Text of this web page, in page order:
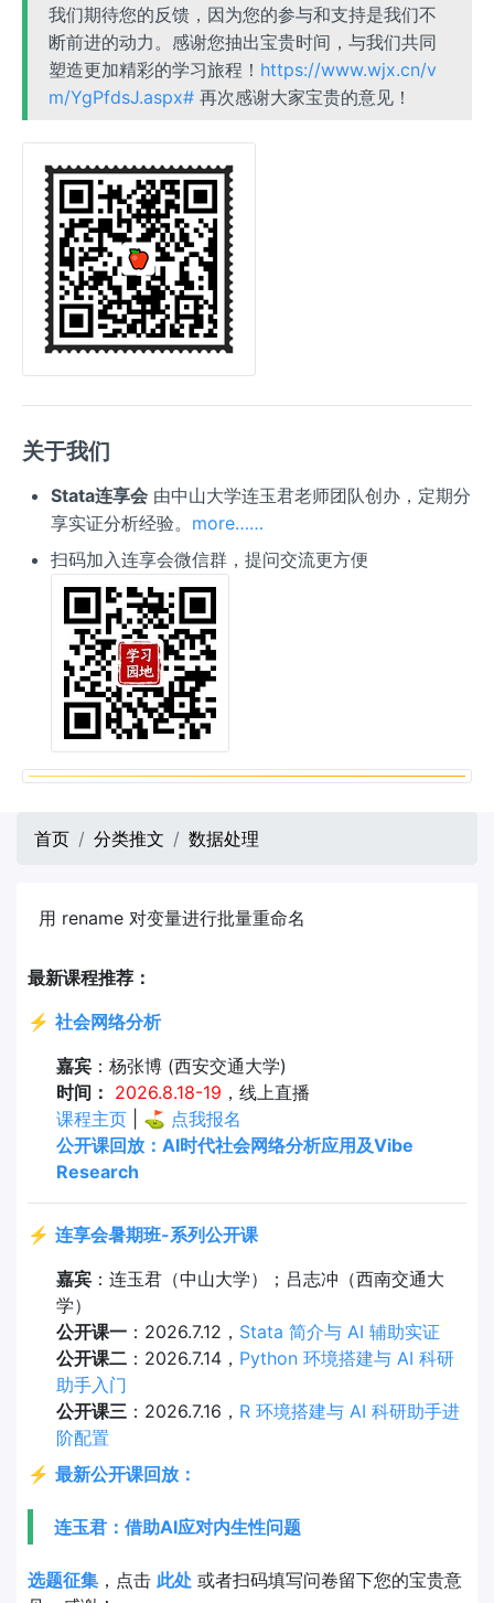
我们期待您的反馈，因为您的参与和支持是我们不
断前进的动力。感谢您抽出宝贵时间，与我们共同
塑造更加精彩的学习旅程！ https://www.wjx.cn/v
m/YgPfdsJ.aspx# 再次感谢大家宝贵的意见！
关于我们
Stata连享会由中山大学连玉君老师团队创办，定期分
享实证分析经验。 more……
扫码加入连享会微信群，提问交流更方便
首页 分类推文 数据处理
用 rename 对变量进行批量重命名
最新课程推荐：
⚡ 社会网络分析
嘉宾：杨张博 (西安交通大学)
时间： 2026.8.18-19 ，线上直播
课程主页| ⛳ 点我报名
公开课回放：AI时代社会网络分析应用及Vibe
Research
⚡ 连享会暑期班-系列公开课
嘉宾：连玉君（中山大学）；吕志冲（西南交通大
学）
公开课一：2026.7.12， Stata 简介与 AI 辅助实证
公开课二：2026.7.14， Python 环境搭建与 AI 科研
助手入门
公开课三 ：2026.7.16， R 环境搭建与 AI 科研助手进
阶配置
⚡ 最新公开课回放：
连玉君：借助AI应对内生性问题
选题征集 ，点击 此处 或者扫码填写问卷留下您的宝贵意